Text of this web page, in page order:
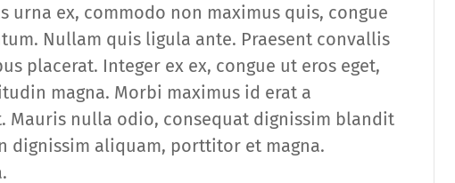
ex, commodo non maximus quis, congue
Nullam quis ligula ante. Praesent convallis
placerat. Integer ex ex, congue ut eros eget,
magna. Morbi maximus id erat a
Mauris nulla odio, consequat dignissim blandit
dignissim aliquam, porttitor et magna.